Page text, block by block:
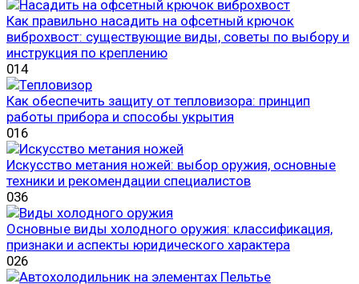
Как правильно насадить на офсетный крючок
виброхвост: существующие виды, советы по выбору и
инструкция по креплению
014
Как обеспечить защиту от тепловизора: принцип
работы прибора и способы укрытия
016
Искусство метания ножей: выбор оружия, основные
техники и рекомендации специалистов
036
Основные виды холодного оружия: классификация,
признаки и аспекты юридического характера
026